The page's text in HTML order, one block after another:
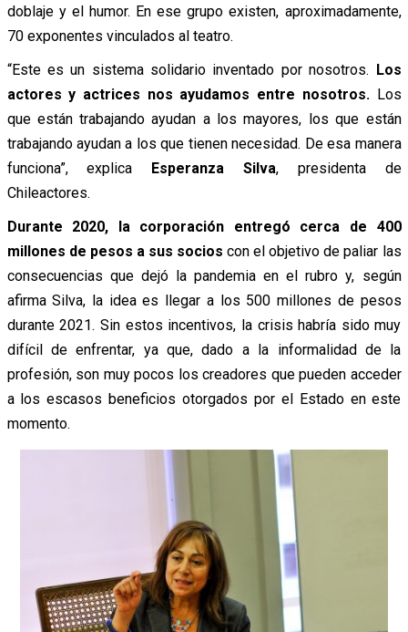
doblaje y el humor. En ese grupo existen, aproximadamente,
70 exponentes vinculados al teatro.
“Este es un sistema solidario inventado por nosotros. Los
actores y actrices nos ayudamos entre nosotros. Los
que están trabajando ayudan a los mayores, los que están
trabajando ayudan a los que tienen necesidad. De esa manera
funciona”, explica Esperanza Silva, presidenta de
Chileactores.
Durante 2020, la corporación entregó cerca de 400
millones de pesos a sus socioscon el objetivo de paliar las
consecuencias que dejó la pandemia en el rubro y, según
afirma Silva, la idea es llegar a los 500 millones de pesos
durante 2021. Sin estos incentivos, la crisis habría sido muy
difícil de enfrentar, ya que, dado a la informalidad de la
profesión, son muy pocos los creadores que pueden acceder
a los escasos beneficios otorgados por el Estado en este
momento.